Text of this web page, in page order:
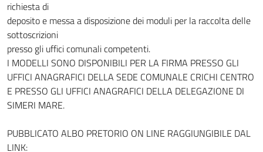
richiesta di
deposito e messa a disposizione dei moduli per la raccolta delle
sottoscrizioni
presso gli uffici comunali competenti.
I MODELLI SONO DISPONIBILI PER LA FIRMA PRESSO GLI
UFFICI ANAGRAFICI DELLA SEDE COMUNALE CRICHI CENTRO
E PRESSO GLI UFFICI ANAGRAFICI DELLA DELEGAZIONE DI
SIMERI MARE.
PUBBLICATO ALBO PRETORIO ON LINE RAGGIUNGIBILE DAL
LINK: